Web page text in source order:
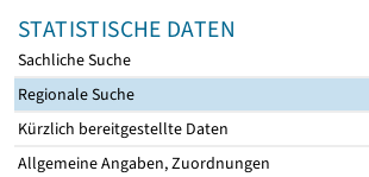
STATISTISCHE DATEN
Sachliche Suche
Regionale Suche
Kürzlich bereitgestellte Daten
Allgemeine Angaben, Zuordnungen